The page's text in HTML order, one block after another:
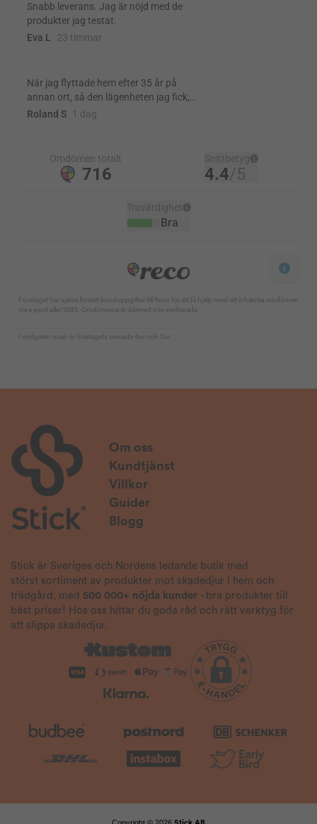
Om oss
Kundtjänst
Villkor
Guider
Blogg
Stick är Sveriges och Nordens ledande butik med
störst sortiment av produkter mot skadedjur i hem och
trädgård, med 500 000+ nöjda kunder - bra produkter till
bäst priser! Hos oss hittar du goda råd och rätt verktyg för
att slippa skadedjur.
Copyright © 2026